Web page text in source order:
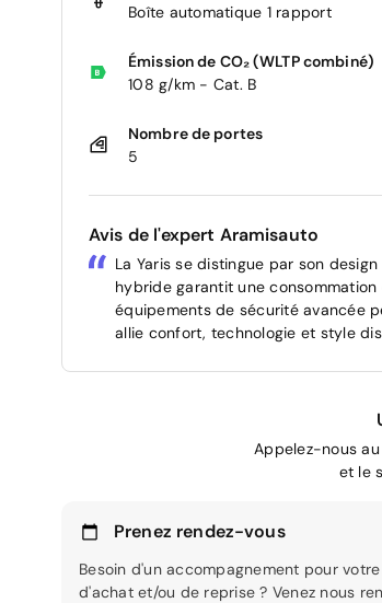
Boîte automatique 1 rapport
Émission de CO₂ (WLTP combiné)
108 g/km - Cat. B
Nombre de portes
5
Avis de l'expert Aramisauto
La Yaris se distingue par son
hybride garantit une
équipements de sécurité avancée
allie confort, technologie et style
Appelez-nous au
et le
Prenez rendez-vous
Besoin d'un accompagnement pour
d'achat et/ou de reprise ? Venez nous